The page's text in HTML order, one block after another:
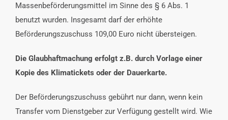
Massenbeförderungsmittel im Sinne des § 6 Abs. 1
benutzt wurden. Insgesamt darf der erhöhte
Beförderungszuschuss 109,00 Euro nicht übersteigen.
Die Glaubhaftmachung erfolgt z.B. durch Vorlage einer
Kopie des Klimatickets oder der Dauerkarte.
Der Beförderungszuschuss gebührt nur dann, wenn kein
Transfer vom Dienstgeber zur Verfügung gestellt wird. Wie